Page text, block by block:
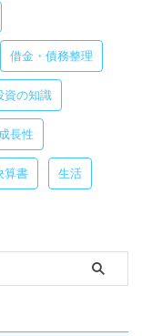
借金・債務整理
資の知識
長性
算書 生活